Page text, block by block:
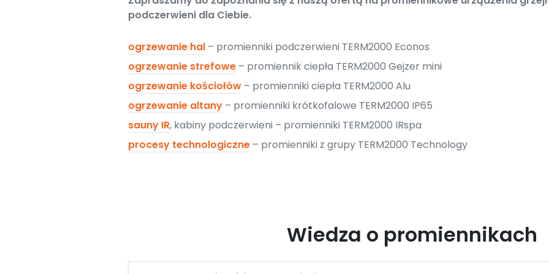
podczerwieni dla Ciebie.
ogrzewanie hal – promienniki podczerwieni TERM2000 Econos
ogrzewanie strefowe – promiennik ciepła TERM2000 Gejzer mini
ogrzewanie kościołów – promienniki ciepła TERM2000 Alu
ogrzewanie altany – promienniki krótkofalowe TERM2000 IP65
sauny IR, kabiny podczerwieni – promienniki TERM2000 IRspa
procesy technologiczne – promienniki z grupy TERM2000 Technology
Wiedza o promiennikach